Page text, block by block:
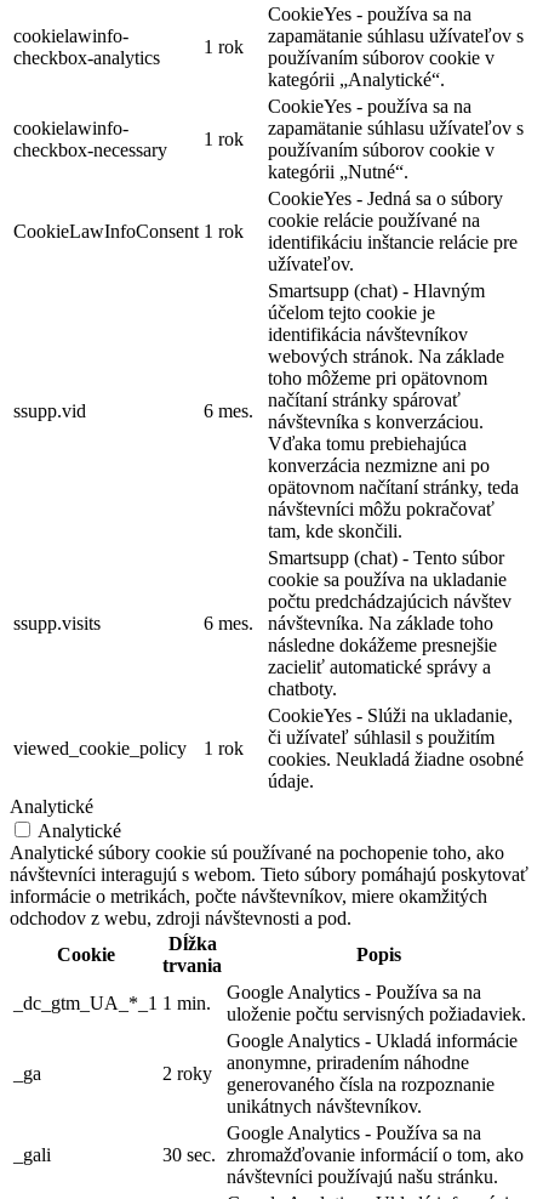
cookielawinfo-
checkbox-analytics
1 rok
CookieYes - používa sa na
zapamätanie súhlasu užívateľov s
používaním súborov cookie v
kategórii „Analytické“.
cookielawinfo-
checkbox-necessary
1 rok
CookieYes - používa sa na
zapamätanie súhlasu užívateľov s
používaním súborov cookie v
kategórii „Nutné“.
CookieLawInfoConsent 1 rok
CookieYes - Jedná sa o súbory
cookie relácie používané na
identifikáciu inštancie relácie pre
užívateľov.
ssupp.vid 6 mes.
Smartsupp (chat) - Hlavným
účelom tejto cookie je
identifikácia návštevníkov
webových stránok. Na základe
toho môžeme pri opätovnom
načítaní stránky spárovať
návštevníka s konverzáciou.
Vďaka tomu prebiehajúca
konverzácia nezmizne ani po
opätovnom načítaní stránky, teda
návštevníci môžu pokračovať
tam, kde skončili.
ssupp.visits 6 mes.
Smartsupp (chat) - Tento súbor
cookie sa používa na ukladanie
počtu predchádzajúcich návštev
návštevníka. Na základe toho
následne dokážeme presnejšie
zacieliť automatické správy a
chatboty.
viewed_cookie_policy 1 rok
CookieYes - Slúži na ukladanie,
či užívateľ súhlasil s použitím
cookies. Neukladá žiadne osobné
údaje.
Analytické
Analytické
Analytické súbory cookie sú používané na pochopenie toho, ako
návštevníci interagujú s webom. Tieto súbory pomáhajú poskytovať
informácie o metrikách, počte návštevníkov, miere okamžitých
odchodov z webu, zdroji návštevnosti a pod.
Cookie
Dĺžka
trvania
Popis
_dc_gtm_UA_*_1 1 min.
Google Analytics - Používa sa na
uloženie počtu servisných požiadaviek.
_ga 2 roky
Google Analytics - Ukladá informácie
anonymne, priradením náhodne
generovaného čísla na rozpoznanie
unikátnych návštevníkov.
_gali 30 sec.
Google Analytics - Používa sa na
zhromažďovanie informácií o tom, ako
návštevníci používajú našu stránku.